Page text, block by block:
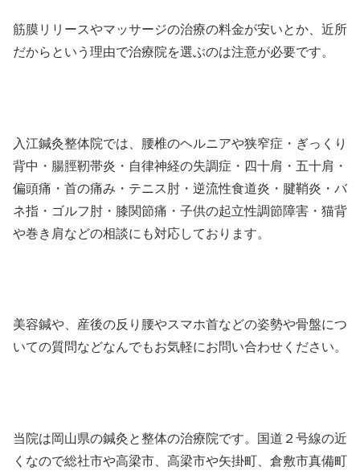
筋膜リリースやマッサージの治療の料金が安いとか、近所
だからという理由で治療院を選ぶのは注意が必要です。
入江鍼灸整体院では、腰椎のヘルニアや狭窄症・ぎっくり
背中・腸脛靭帯炎・自律神経の失調症・四十肩・五十肩・
偏頭痛・首の痛み・テニス肘・逆流性食道炎・腱鞘炎・バ
ネ指・ゴルフ肘・膝関節痛・子供の起立性調節障害・猫背
や巻き肩などの相談にも対応しております。
美容鍼や、産後の反り腰やスマホ首などの姿勢や骨盤につ
いての質問などなんでもお気軽にお問い合わせください。
当院は岡山県の鍼灸と整体の治療院です。国道２号線の近
くなので総社市や高梁市、高梁市や矢掛町、倉敷市真備町